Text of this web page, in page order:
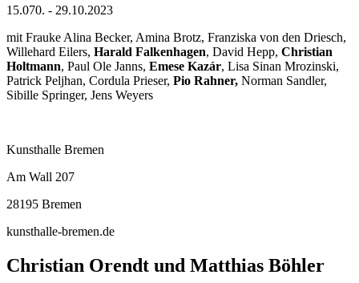
15.070. - 29.10.2023
mit Frauke Alina Becker, Amina Brotz, Franziska von den Driesch,
Willehard Eilers, Harald Falkenhagen, David Hepp, Christian
Holtmann, Paul Ole Janns, Emese Kazár, Lisa Sinan Mrozinski,
Patrick Peljhan, Cordula Prieser, Pio Rahner, Norman Sandler,
Sibille Springer, Jens Weyers
Kunsthalle Bremen
Am Wall 207
28195 Bremen
kunsthalle-bremen.de
Christian Orendt und Matthias Böhler